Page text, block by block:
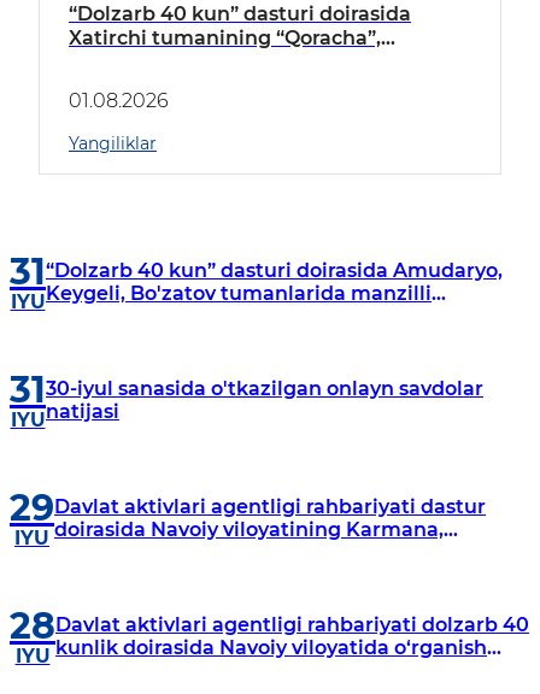
“Dolzarb 40 kun” dasturi doirasida
Xatirchi tumanining “Qoracha”,
borildi
01.08.2026
Yangiliklar
31
IYU
“Dolzarb 40 kun” dasturi doirasida Amudaryo,
Keygeli, Bo'zatov tumanlarida manzilli
31
IYU
30-iyul sanasida o'tkazilgan onlayn savdolar
natijasi
29
IYU
Davlat aktivlari agentligi rahbariyati dastur
doirasida Navoiy viloyatining Karmana,
28
IYU
Davlat aktivlari agentligi rahbariyati dolzarb 40
kunlik doirasida Navoiy viloyatida o‘rganish